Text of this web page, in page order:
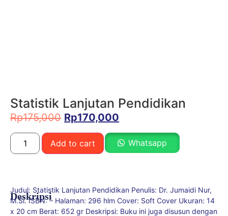
Statistik Lanjutan Pendidikan
Rp175,000 Rp170,000
Add to cart Whatsapp
Deskripsi
Judul: Statistik Lanjutan Pendidikan Penulis: Dr. Jumaidi Nur,
M.Si. ISBN: – Halaman: 296 hlm Cover: Soft Cover Ukuran: 14
x 20 cm Berat: 652 gr Deskripsi: Buku ini juga disusun dengan